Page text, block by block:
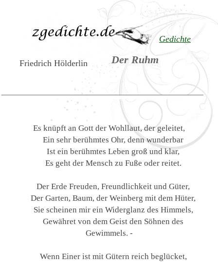
Gedichte
Der Ruhm
Friedrich Hölderlin
Es knüpft an Gott der Wohllaut, der geleitet,
Ein sehr berühmtes Ohr, denn wunderbar
Ist ein berühmtes Leben groß und klar,
Es geht der Mensch zu Fuße oder reitet.
Der Erde Freuden, Freundlichkeit und Güter,
Der Garten, Baum, der Weinberg mit dem Hüter,
Sie scheinen mir ein Widerglanz des Himmels,
Gewähret von dem Geist den Söhnen des
Gewimmels. -
Wenn Einer ist mit Gütern reich beglücket,